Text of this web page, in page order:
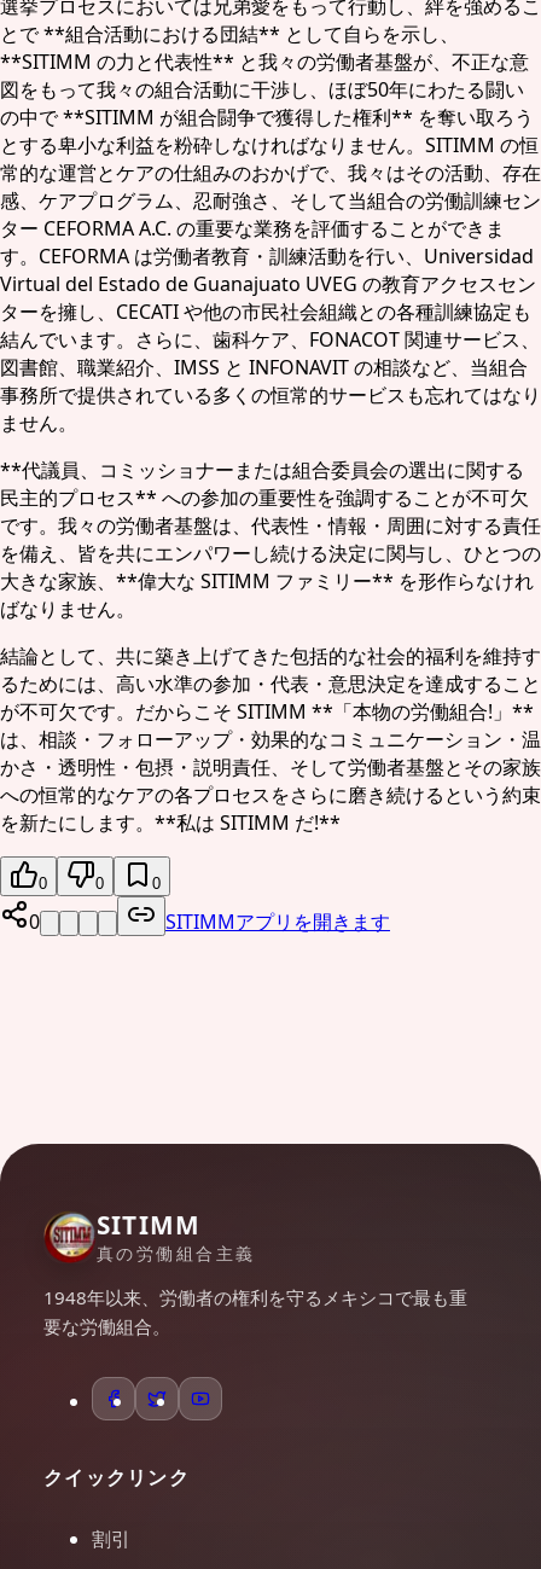
選挙プロセスにおいては兄弟愛をもって行動し、絆を強めるこ
とで **組合活動における団結** として自らを示し、
**SITIMM の力と代表性** と我々の労働者基盤が、不正な意
図をもって我々の組合活動に干渉し、ほぼ50年にわたる闘い
の中で **SITIMM が組合闘争で獲得した権利** を奪い取ろう
とする卑小な利益を粉砕しなければなりません。SITIMM の恒
常的な運営とケアの仕組みのおかげで、我々はその活動、存在
感、ケアプログラム、忍耐強さ、そして当組合の労働訓練セン
ター CEFORMA A.C. の重要な業務を評価することができま
す。CEFORMA は労働者教育・訓練活動を行い、Universidad
Virtual del Estado de Guanajuato UVEG の教育アクセスセン
ターを擁し、CECATI や他の市民社会組織との各種訓練協定も
結んでいます。さらに、歯科ケア、FONACOT 関連サービス、
図書館、職業紹介、IMSS と INFONAVIT の相談など、当組合
事務所で提供されている多くの恒常的サービスも忘れてはなり
ません。
**代議員、コミッショナーまたは組合委員会の選出に関する
民主的プロセス** への参加の重要性を強調することが不可欠
です。我々の労働者基盤は、代表性・情報・周囲に対する責任
を備え、皆を共にエンパワーし続ける決定に関与し、ひとつの
大きな家族、**偉大な SITIMM ファミリー** を形作らなけれ
ばなりません。
結論として、共に築き上げてきた包括的な社会的福利を維持す
るためには、高い水準の参加・代表・意思決定を達成すること
が不可欠です。だからこそ SITIMM **「本物の労働組合!」**
は、相談・フォローアップ・効果的なコミュニケーション・温
かさ・透明性・包摂・説明責任、そして労働者基盤とその家族
への恒常的なケアの各プロセスをさらに磨き続けるという約束
を新たにします。**私は SITIMM だ!**
0 0 0
0 SITIMMアプリを開きます
SITIMM
真の労働組合主義
1948年以来、労働者の権利を守るメキシコで最も重
要な労働組合。
クイックリンク
割引